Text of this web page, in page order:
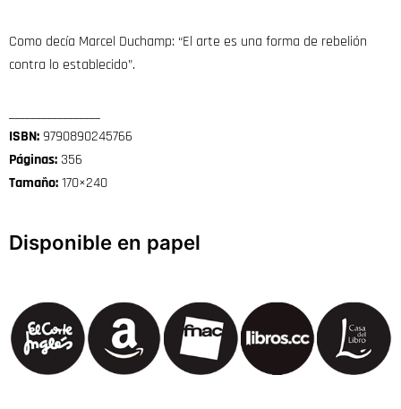
Como decía Marcel Duchamp: “El arte es una forma de rebelión
contra lo establecido”.
ISBN:9790890245766
Páginas: 356
Tamaño:170×240
Disponible en papel